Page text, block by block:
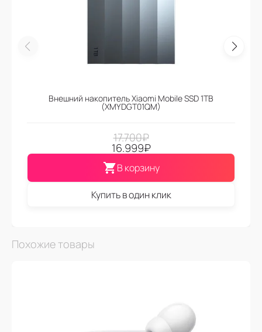
Внешний накопитель Xiaomi Mobile SSD 1TB
(XMYDGT01QM)
17.700₽
16.999₽
В корзину
Купить в один клик
Похожие товары